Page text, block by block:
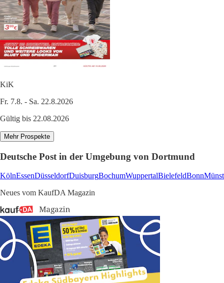
KiK
Fr. 7.8. - Sa. 22.8.2026
Gültig bis 22.08.2026
Mehr Prospekte
Deutsche Post in der Umgebung von Dortmund
KölnEssenDüsseldorfDuisburgBochumWuppertalBielefeldBonn
Neues vom KaufDA Magazin